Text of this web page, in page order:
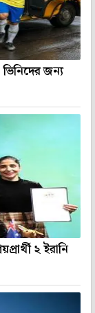
জন্য
২ ইরানি